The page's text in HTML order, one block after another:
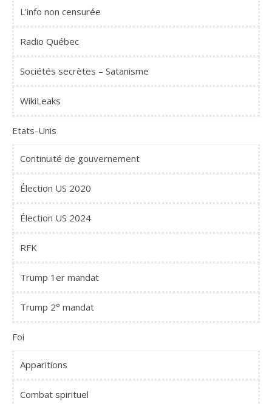
L'info non censurée
Radio Québec
Sociétés secrètes – Satanisme
WikiLeaks
Etats-Unis
Continuité de gouvernement
Élection US 2020
Élection US 2024
RFK
Trump 1er mandat
Trump 2° mandat
Foi
Apparitions
Combat spirituel